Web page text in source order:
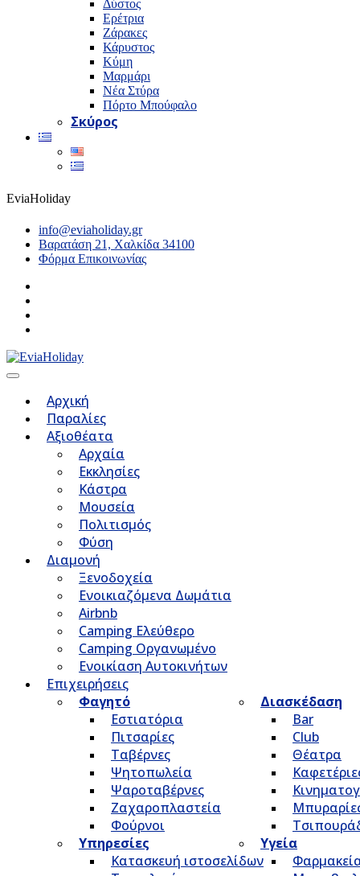
Δύστος
Ερέτρια
Ζάρακες
Κάρυστος
Κύμη
Μαρμάρι
Νέα Στύρα
Πόρτο Μπούφαλο
Σκύρος
EviaHoliday
info@eviaholiday.gr
Βαρατάση 21, Χαλκίδα 34100
Φόρμα Επικοινωνίας
Αρχική
Παραλίες
Αξιοθέατα
Αρχαία
Εκκλησίες
Κάστρα
Μουσεία
Πολιτισμός
Φύση
Διαμονή
Ξενοδοχεία
Ενοικιαζόμενα Δωμάτια
Airbnb
Camping Ελεύθερο
Camping Οργανωμένο
Ενοικίαση Αυτοκινήτων
Επιχειρήσεις
Φαγητό
Εστιατόρια
Πιτσαρίες
Ταβέρνες
Ψητοπωλεία
Ψαροταβέρνες
Ζαχαροπλαστεία
Φούρνοι
Διασκέδαση
Bar
Club
Θέατρα
Υπηρεσίες
Κατασκευή ιστοσελίδων
Υγεία